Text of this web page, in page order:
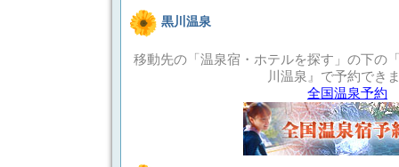
黒川温泉
移動先の「温泉宿・ホテルを探す」の下の
川温泉』で予約でき
全国温泉予約